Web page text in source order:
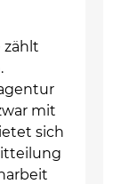
zählt
mit
sich